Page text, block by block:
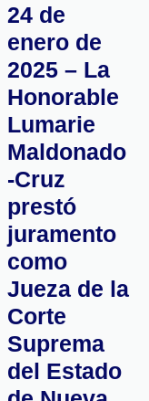
24 de
enero de
2025 – La
Honorable
Lumarie
Maldonado
-Cruz
prestó
juramento
como
Jueza de la
Corte
Suprema
del Estado